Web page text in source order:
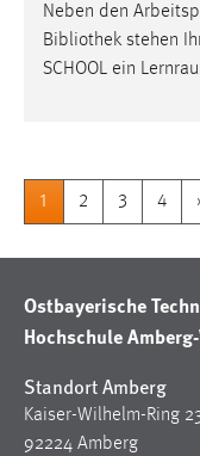
Neben den
Bibliothek stehen
SCHOOL ein
1 2 3 4
Ostbayerische
Hochschule
Standort Amberg
Kaiser-Wilhelm-Ring
92224 Amberg